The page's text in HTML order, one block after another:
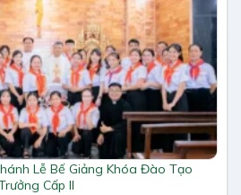
Lễ Bế Giảng Khóa Đào Tạo
Cấp II